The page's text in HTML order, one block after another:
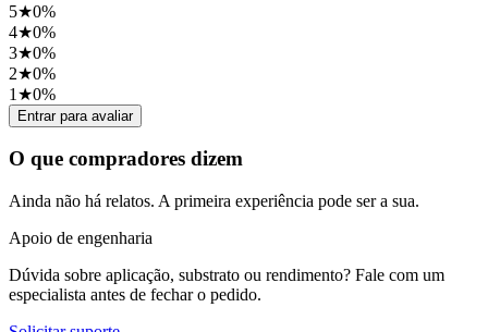
5★0%
4★0%
3★0%
2★0%
1 ★0%
Entrar para avaliar
O que compradores dizem
Ainda não há relatos. A primeira experiência pode ser a sua.
Apoio de engenharia
Dúvida sobre aplicação, substrato ou rendimento? Fale com um
especialista antes de fechar o pedido.